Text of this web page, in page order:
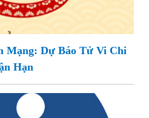
Mạng: Dự Báo Tử Vi Chi
Hạn